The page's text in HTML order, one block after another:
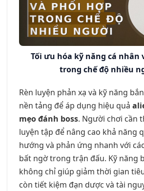
Tối ưu hóa kỹ năng cá nhân
trong chế độ nhiều
Rèn luyện phản xạ và kỹ năng
nền tảng để áp dụng hiệu quả
mẹo đánh boss. Người chơi cần
luyện tập để nâng cao khả năng
hướng và phản ứng nhanh với
bất ngờ trong trận đấu. Kỹ năng
không chỉ giúp giảm thời gian
còn tiết kiệm đạn dược và tài